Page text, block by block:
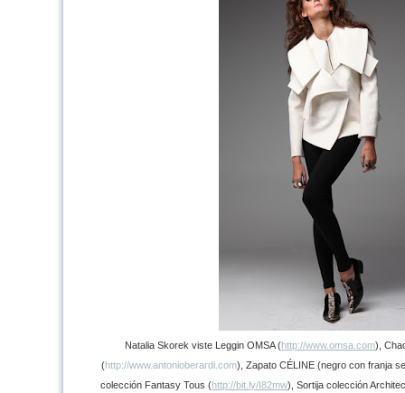
Natalia Skorek viste Leggin OMSA (http://www.omsa.com),
(http://www.antonioberardi.com), Zapato CÉLINE (negro con franja
colección Fantasy Tous (http://bit.ly/I82mw), Sortija colección